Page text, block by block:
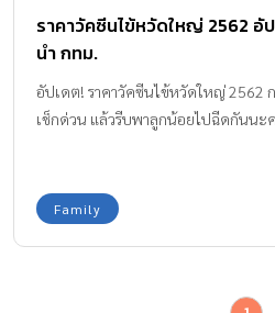
ราคาวัคซีนไข้หวัดใหญ่ 2562 อั
นำ กทม.
อัปเดต! ราคาวัคซีนไข้หวัดใหญ่ 2562
เช็กด่วน แล้วรีบพาลูกน้อยไปฉีดกันนะ
Family